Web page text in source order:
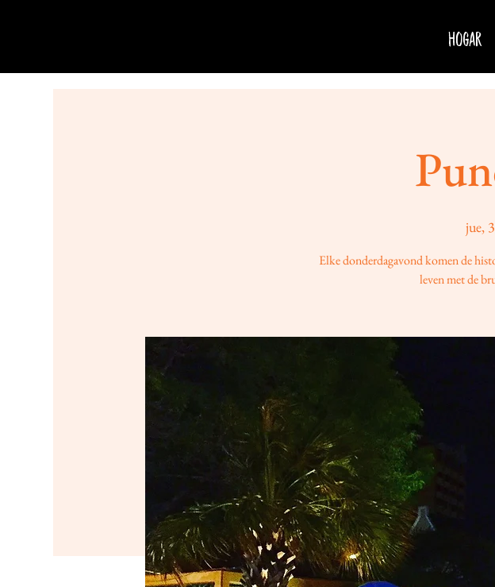
Hogar
jue,
Elke donderdagavond komen de
leven met de